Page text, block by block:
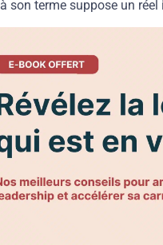
son terme suppose un